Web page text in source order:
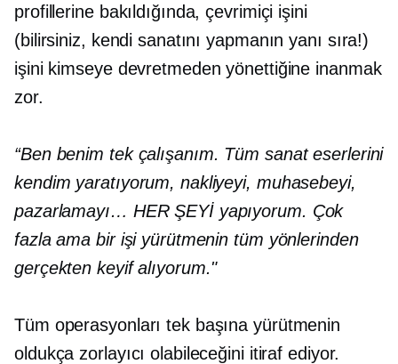
profillerine bakıldığında, çevrimiçi işini
(bilirsiniz, kendi sanatını yapmanın yanı sıra!)
işini kimseye devretmeden yönettiğine inanmak
zor.
“Ben benim tek çalışanım. Tüm sanat eserlerini
kendim yaratıyorum, nakliyeyi, muhasebeyi,
pazarlamayı… HER ŞEYİ yapıyorum. Çok
fazla ama bir işi yürütmenin tüm yönlerinden
gerçekten keyif alıyorum."
Tüm operasyonları tek başına yürütmenin
oldukça zorlayıcı olabileceğini itiraf ediyor.